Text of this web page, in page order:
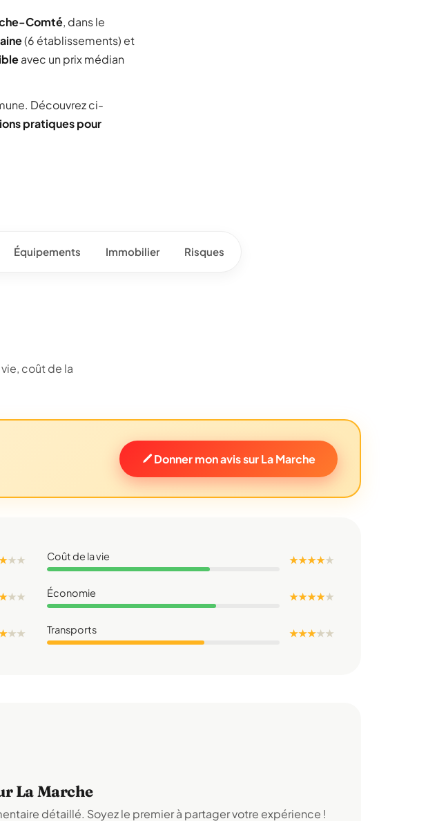
Comté, dans le
(6 établissements) et
avec un prix médian
Découvrez ci-
pratiques pour
Équipements Immobilier Risques
coût de la
Donner mon avis sur La Marche
★★ Coût de la vie ★ ★ ★ ★★
★★ Économie ★ ★ ★ ★★
★★ Transports ★ ★ ★★★
La Marche
détaillé. Soyez le premier à partager votre expérience !